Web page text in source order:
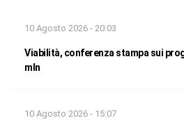
10 Agosto 2026 - 20:03
Viabilità, conferenza stampa sui
mln
10 Agosto 2026 - 15:07